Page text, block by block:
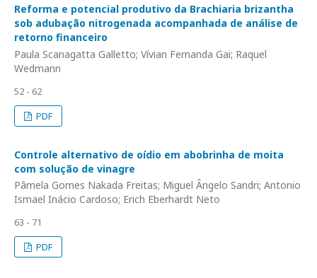
Reforma e potencial produtivo da Brachiaria brizantha
sob adubação nitrogenada acompanhada de análise de
retorno financeiro
Paula Scanagatta Galletto; Vívian Fernanda Gai; Raquel
Wedmann
52 - 62
PDF
Controle alternativo de oídio em abobrinha de moita
com solução de vinagre
Pâmela Gomes Nakada Freitas; Miguel Ângelo Sandri; Antonio
Ismael Inácio Cardoso; Erich Eberhardt Neto
63 - 71
PDF